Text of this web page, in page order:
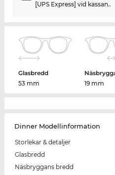
[UPS Express] vid kassan..
Glasbredd
53 mm
19 mm
Dinner Modellinformation
Storlekar & detaljer
Glasbredd
Näsbryggans bredd